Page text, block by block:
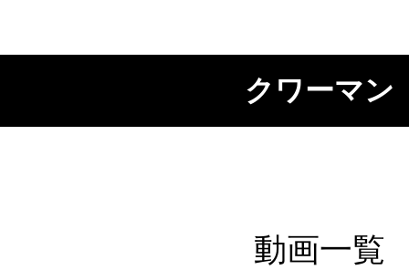
クワーマン
動画一覧